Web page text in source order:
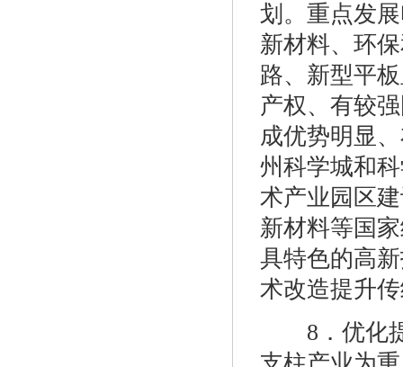
划。重点发
新材料、环
路、新型平
产权、有较
成优势明显
州科学城和
术产业园区
新材料等国
具特色的高
术改造提升
8．优化提